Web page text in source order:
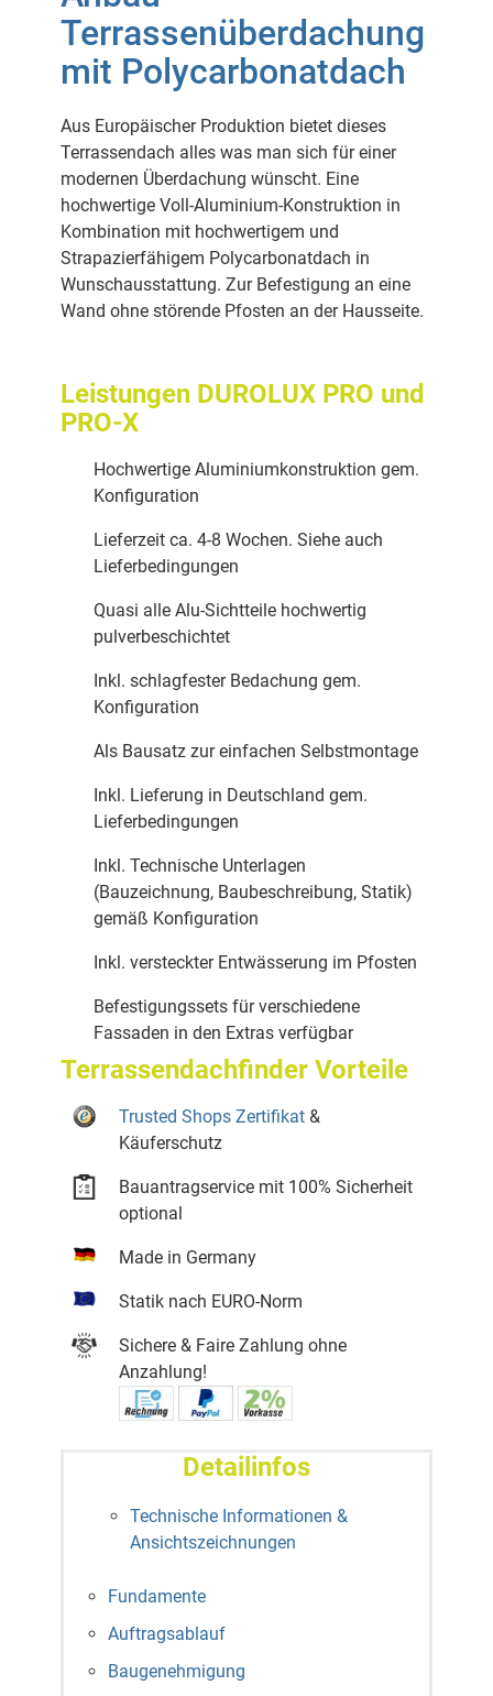
Terrassenüberdachung
mit Polycarbonatdach
Aus Europäischer Produktion bietet dieses
Terrassendach alles was man sich für einer
modernen Überdachung wünscht. Eine
hochwertige Voll-Aluminium-Konstruktion in
Kombination mit hochwertigem und
Strapazierfähigem Polycarbonatdach in
Wunschausstattung. Zur Befestigung an eine
Wand ohne störende Pfosten an der Hausseite.
Leistungen DUROLUX PRO und
PRO-X
Hochwertige Aluminiumkonstruktion gem.
Konfiguration
Lieferzeit ca. 4-8 Wochen. Siehe auch
Lieferbedingungen
Quasi alle Alu-Sichtteile hochwertig
pulverbeschichtet
Inkl. schlagfester Bedachung gem.
Konfiguration
Als Bausatz zur einfachen Selbstmontage
Inkl. Lieferung in Deutschland gem.
Lieferbedingungen
Inkl. Technische Unterlagen
(Bauzeichnung, Baubeschreibung, Statik)
gemäß Konfiguration
Inkl. versteckter Entwässerung im Pfosten
Befestigungssets für verschiedene
Fassaden in den Extras verfügbar
Terrassendachfinder Vorteile
Trusted Shops Zertifikat &
Käuferschutz
Bauantragservice mit 100% Sicherheit
optional
Made in Germany
Statik nach EURO-Norm
Sichere & Faire Zahlung ohne
Anzahlung!
Detailinfos
Technische Informationen &
Ansichtszeichnungen
Fundamente
Auftragsablauf
Baugenehmigung